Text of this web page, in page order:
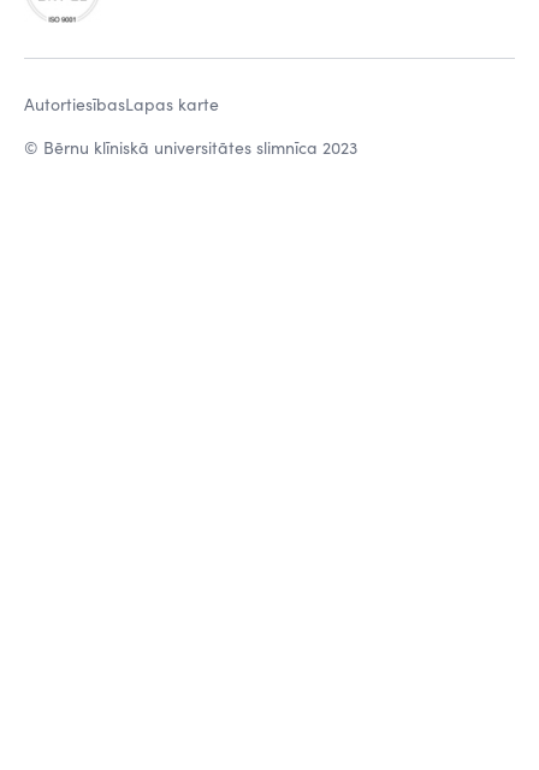
© Bērnu klīniskā universitātes slimnīca 2023
AutortiesībasLapas karte